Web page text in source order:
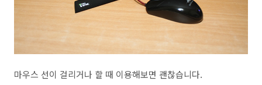
마우스 선이 걸리거나 할 때 이용해보면 괜찮습니다.